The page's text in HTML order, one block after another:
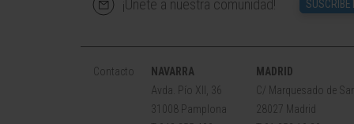
¡Únete a nuestra comunidad!
Contacto
NAVARRA
Avda. Pío XII, 36
31008 Pamplona
MADRID
C/ Marquesado de
28027 Madrid